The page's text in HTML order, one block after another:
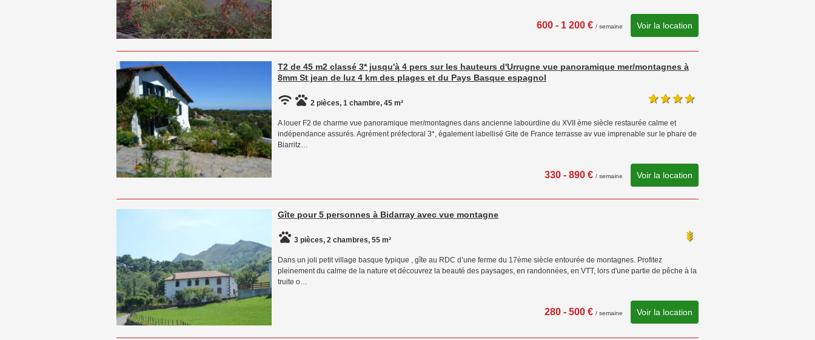
600 - 1 200 € / semaine Voir la location
T2 de 45 m2 classé 3* jusqu'à 4 pers sur les hauteurs d'Urrugne vue panoramique mer/montagnes à
8mm St jean de luz 4 km des plages et du Pays Basque espagnol
2 pièces, 1 chambre, 45 m²
A louer F2 de charme vue panoramique mer/montagnes dans ancienne labourdine du XVII ème siècle restaurée calme et
indépendance assurés. Agrément préfectoral 3*, également labellisé Gite de France terrasse av vue imprenable sur le phare de
Biarritz…
330 - 890 € / semaine Voir la location
Gîte pour 5 personnes à Bidarray avec vue montagne
3 pièces, 2 chambres, 55 m²
Dans un joli petit village basque typique , gîte au RDC d’une ferme du 17ème siècle entourée de montagnes. Profitez
pleinement du calme de la nature et découvrez la beauté des paysages, en randonnées, en VTT, lors d'une partie de pêche à la
truite o…
280 - 500 € / semaine Voir la location